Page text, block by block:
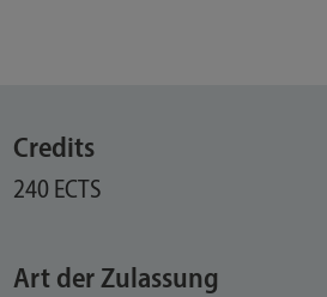
Credits
240 ECTS
Art der Zulassung